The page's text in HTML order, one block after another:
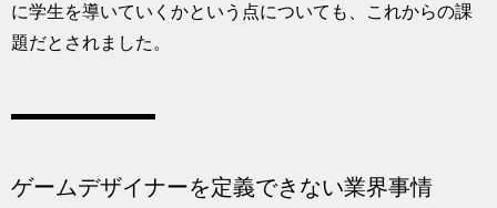
に学生を導いていくかという点についても、これからの課
題だとされました。
ゲームデザイナーを定義できない業界事情